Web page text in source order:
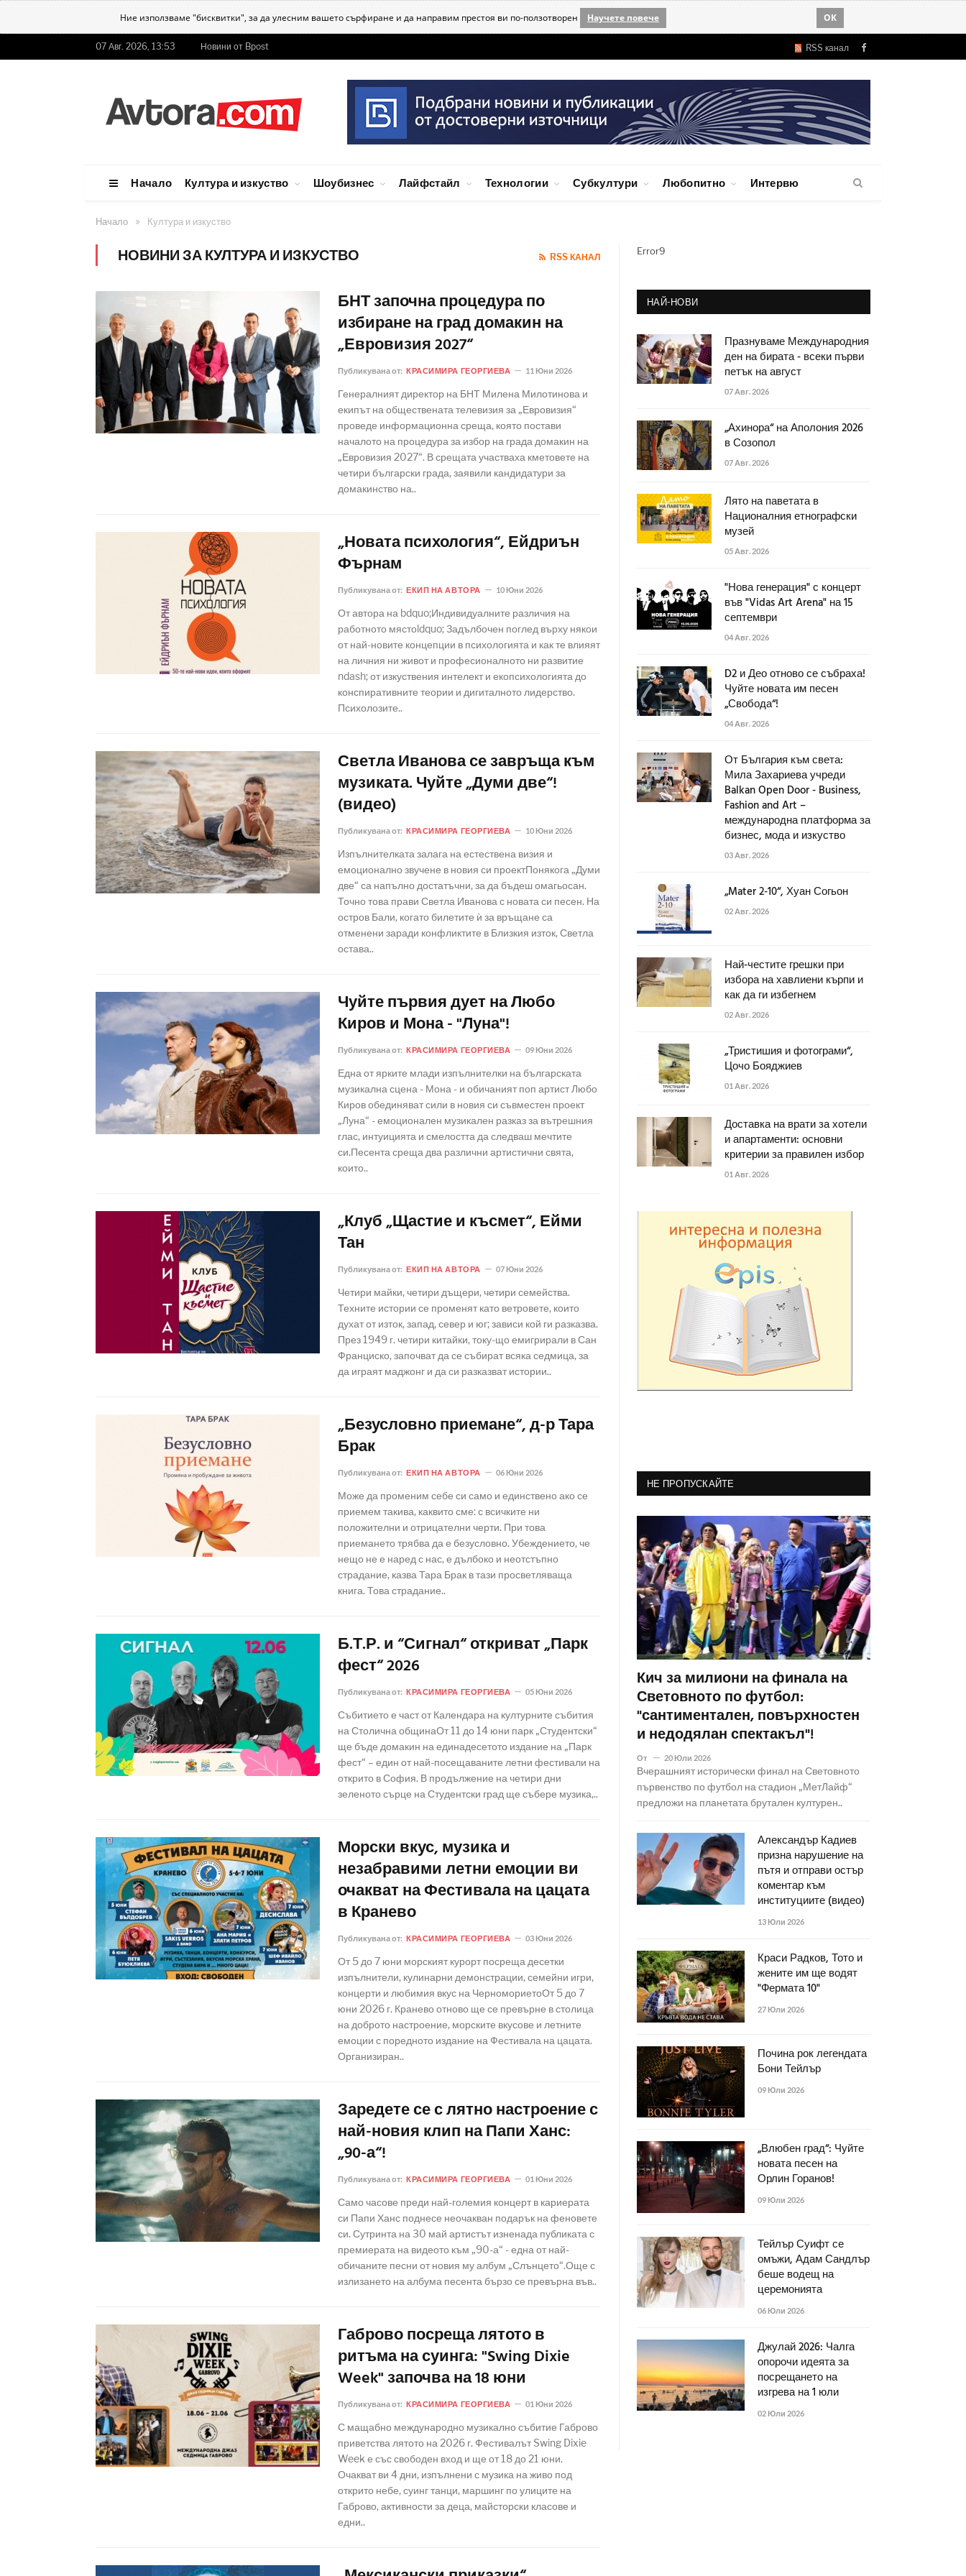
Ние използваме "бисквитки", за да улесним вашето сърфиране и да направим престоя ви по-ползотворен Научете повече OK
07 Авг. 2026, 13:53 Новини от Bpost RSS канал Facebook
Начало Култура и изкуство Шоубизнес Лайфстайл Технологии Субкултури Любопитно Интервю
Начало » Култура и изкуство
НОВИНИ ЗА КУЛТУРА И ИЗКУСТВО RSS КАНАЛ
БНТ започна процедура по
избиране на град домакин на
„Евровизия 2027“
Публикувана от: КРАСИМИРА ГЕОРГИЕВА 11 Юни 2026
Генералният директор на БНТ Милена Милотинова и
екипът на обществената телевизия за „Евровизия“
проведе информационна среща, която постави
началото на процедура за избор на града домакин на
„Евровизия 2027“. В срещата участваха кметовете на
четири български града, заявили кандидатури за
домакинство на..
„Новата психология“, Ейдриън
Фърнам
Публикувана от: ЕКИП НА АВТОРА 10 Юни 2026
От автора на bdquo;Индивидуалните различия на
работното мястоldquo; Задълбочен поглед върху някои
от най-новите концепции в психологията и как те влияят
на личния ни живот и професионалното ни развитие
ndash; от изкуствения интелект и екопсихологията до
конспиративните теории и дигиталното лидерство.
Психолозите..
Светла Иванова се завръща към
музиката. Чуйте „Думи две“!
(видео)
Публикувана от: КРАСИМИРА ГЕОРГИЕВА 10 Юни 2026
Изпълнителката залага на естествена визия и
емоционално звучене в новия си проектПонякога „Думи
две“ са напълно достатъчни, за да бъдеш омагьосан.
Точно това прави Светла Иванова с новата си песен. На
остров Бали, когато билетите ѝ за връщане са
отменени заради конфликтите в Близкия изток, Светла
остава..
Чуйте първия дует на Любо
Киров и Мона - "Луна"!
Публикувана от: КРАСИМИРА ГЕОРГИЕВА 09 Юни 2026
Една от ярките млади изпълнителки на българската
музикална сцена - Мона - и обичаният поп артист Любо
Киров обединяват сили в новия си съвместен проект
„Луна“ - емоционален музикален разказ за вътрешния
глас, интуицията и смелостта да следваш мечтите
си.Песента среща два различни артистични свята,
които..
„Клуб „Щастие и късмет“, Ейми
Тан
Публикувана от: ЕКИП НА АВТОРА 07 Юни 2026
Четири майки, четири дъщери, четири семейства.
Техните истории се променят като ветровете, които
духат от изток, запад, север и юг; зависи кой ги разказва.
През 1949 г. четири китайки, току-що емигрирали в Сан
Франциско, започват да се събират всяка седмица, за
да играят маджонг и да си разказват истории..
„Безусловно приемане“, д-р Тара
Брак
Публикувана от: ЕКИП НА АВТОРА 06 Юни 2026
Може да променим себе си само и единствено ако се
приемем такива, каквито сме: с всичките ни
положителни и отрицателни черти. При това
приемането трябва да е безусловно. Убеждението, че
нещо не е наред с нас, е дълбоко и неотстъпно
страдание, казва Тара Брак в тази просветляваща
книга. Това страдание..
Б.Т.Р. и “Сигнал“ откриват „Парк
фест“ 2026
Публикувана от: КРАСИМИРА ГЕОРГИЕВА 05 Юни 2026
Събитието е част от Календара на културните събития
на Столична общинаОт 11 до 14 юни парк „Студентски“
ще бъде домакин на единадесетото издание на „Парк
фест“ – един от най-посещаваните летни фестивали на
открито в София. В продължение на четири дни
зеленото сърце на Студентски град ще събере музика,..
Морски вкус, музика и
незабравими летни емоции ви
очакват на Фестивала на цацата
в Кранево
Публикувана от: КРАСИМИРА ГЕОРГИЕВА 03 Юни 2026
От 5 до 7 юни морският курорт посреща десетки
изпълнители, кулинарни демонстрации, семейни игри,
концерти и любимия вкус на ЧерномориетоОт 5 до 7
юни 2026 г. Кранево отново ще се превърне в столица
на доброто настроение, морските вкусове и летните
емоции с поредното издание на Фестивала на цацата.
Организиран..
Заредете се с лятно настроение с
най-новия клип на Папи Ханс:
„90-а“!
Публикувана от: КРАСИМИРА ГЕОРГИЕВА 01 Юни 2026
Само часове преди най-големия концерт в кариерата
си Папи Ханс поднесе неочакван подарък на феновете
си. Сутринта на 30 май артистът изненада публиката с
премиерата на видеото към „90-а“ - една от най-
обичаните песни от новия му албум „Слънцето“.Още с
излизането на албума песента бързо се превърна във..
Габрово посреща лятото в
ритъма на суинга: "Swing Dixie
Week" започва на 18 юни
Публикувана от: КРАСИМИРА ГЕОРГИЕВА 01 Юни 2026
С мащабно международно музикално събитие Габрово
приветства лятото на 2026 г. Фестивалът Swing Dixie
Week е със свободен вход и ще от 18 до 21 юни.
Очакват ви 4 дни, изпълнени с музика на живо под
открито небе, суинг танци, маршинг по улиците на
Габрово, активности за деца, майсторски класове и
едни..
Error9
НАЙ-НОВИ
Празнуваме Международния
ден на бирата - всеки първи
петък на август
07 Авг. 2026
„Ахинора“ на Аполония 2026
в Созопол
07 Авг. 2026
Лято на паветата в
Националния етнографски
музей
05 Авг. 2026
"Нова генерация" с концерт
във "Vidas Art Arena" на 15
септември
04 Авг. 2026
D2 и Део отново се събраха!
Чуйте новата им песен
„Свобода“!
04 Авг. 2026
От България към света:
Мила Захариева учреди
Balkan Open Door - Business,
Fashion and Art –
международна платформа за
бизнес, мода и изкуство
03 Авг. 2026
„Mater 2-10“, Хуан Согьон
02 Авг. 2026
Най-честите грешки при
избора на хавлиени кърпи и
как да ги избегнем
02 Авг. 2026
„Тристишия и фотограми“,
Цочо Бояджиев
01 Авг. 2026
Доставка на врати за хотели
и апартаменти: основни
критерии за правилен избор
01 Авг. 2026
НЕ ПРОПУСКАЙТЕ
Кич за милиони на финала на
Световното по футбол:
"сантиментален, повърхностен
и недодялан спектакъл"!
От 20 Юли 2026
Вчерашният исторически финал на Световното
първенство по футбол на стадион „МетЛайф“
предложи на планетата брутален културен..
Александър Кадиев
призна нарушение на
пътя и отправи остър
коментар към
институциите (видео)
13 Юли 2026
Краси Радков, Тото и
жените им ще водят
"Фермата 10"
27 Юли 2026
Почина рок легендата
Бони Тейлър
09 Юли 2026
„Влюбен град“: Чуйте
новата песен на
Орлин Горанов!
09 Юли 2026
Тейлър Суифт се
омъжи, Адам Сандлър
беше водещ на
церемонията
06 Юли 2026
Джулай 2026: Чалга
опорочи идеята за
посрещането на
изгрева на 1 юли
02 Юли 2026